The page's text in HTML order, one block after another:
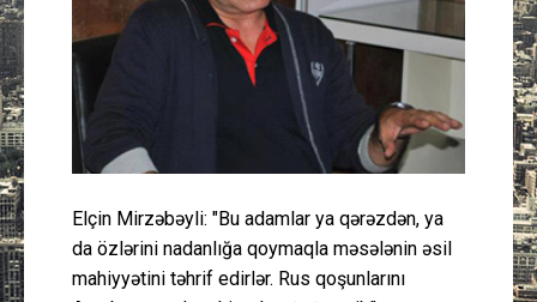
Mədəniyyət
Müsahibə
İdman
Gündəm
Elçin Mirzəbəyli: "Bu adamlar ya qərəzdən, ya
da özlərini nadanlığa qoymaqla məsələnin əsil
mahiyyətini təhrif edirlər. Rus qoşunlarını